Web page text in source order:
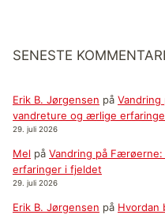
SENESTE
Erik B. Jørgensen på
vandreture og ærlige
29. juli 2026
Mel på Vandring på
erfaringer i fjeldet
29. juli 2026
Erik B. Jørgensen på Hvordan